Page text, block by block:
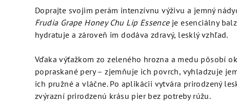
produktu
je
5,0
5
hviezdičiek.
Doprajte svojim perám intenzívnu výživu a jemný
Frudia Grape Honey Chu Lip Essenceje esenciálny
hydratuje a zároveň im dodáva zdravý, lesklý vzhľad.
Vďaka výťažkom zo zeleného hrozna a medu pôsobí
popraskané pery – zjemňuje ich povrch, vyhladzuje
ich pružné a vláčne. Po aplikácii vytvára prirodzený
zvýrazní prirodzenú krásu pier bez potreby rúžu.